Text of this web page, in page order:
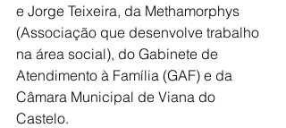
e Jorge Teixeira, da Methamorphys
(Associação que desenvolve trabalho
na área social), do Gabinete de
Atendimento à Família (GAF) e da
Câmara Municipal de Viana do
Castelo.